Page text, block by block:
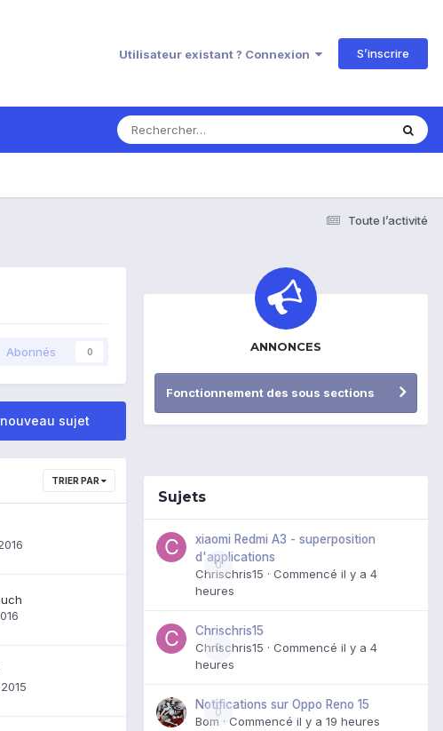
Utilisateur existant ? Connexion S’inscrire
Toute l’activité
Abonnés 0
sujet
TRIER PAR
ANNONCES
Fonctionnement des sous sections
Sujets
0
xiaomi Redmi A3 - superposition
d'applications
Chrischris15 · Commencé il y a 4
heures
0
Chrischris15
Chrischris15 · Commencé il y a 4
heures
0
Notifications sur Oppo Reno 15
Bom · Commencé il y a 19 heures